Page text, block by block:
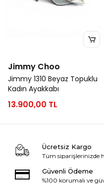
Jimmy Choo
Jimmy 1310 Beyaz Topuklu
Kadın Ayakkabı
13.900,00 TL
Ücretsiz Kargo
Tüm siparişlerinizde
Güvenli Ödeme
%100 korumalı ve